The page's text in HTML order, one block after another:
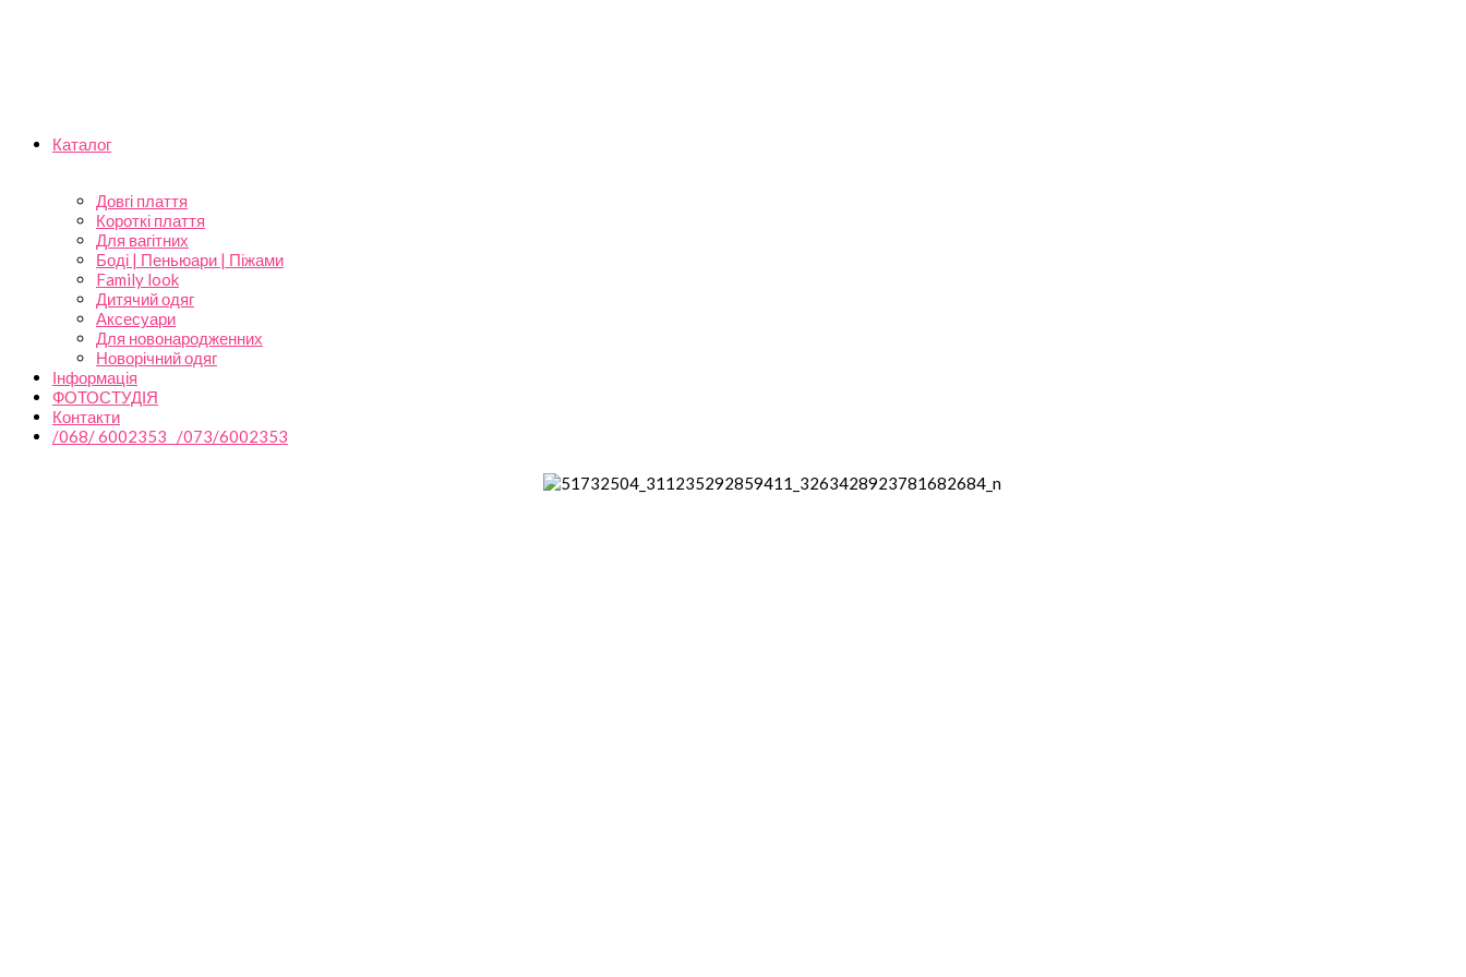
Каталог
Довгі плаття
Короткі плаття
Для вагітних
Боді | Пеньюари | Піжами
Family look
Дитячий одяг
Аксесуари
Для новонародженних
Новорічний одяг
Інформація
ФОТОСТУДІЯ
Контакти
/068/ 6002353 /073/6002353